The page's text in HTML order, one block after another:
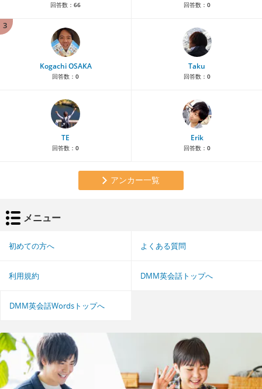
回答数： 66 回答数： 0
3
Kogachi OSAKA
回答数： 0
Taku
回答数： 0
TE
回答数： 0
Erik
回答数： 0
アンカー一覧
メニュー
初めての方へ よくある質問
利用規約 DMM英会話トップへ
DMM英会話Wordsトップへ